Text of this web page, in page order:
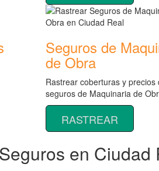
Seguros de
de Obra
Rastrear coberturas y precios
seguros de Maquinaria de
RASTREAR
en Ciudad